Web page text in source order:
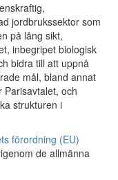
jordbrukssektor som
på lång sikt,
inbegripet biologisk
bidra till att uppnå
mål, bland annat
och
strukturen i
förordning (EU)
de allmänna